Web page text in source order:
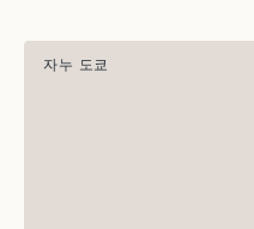
자누 도쿄